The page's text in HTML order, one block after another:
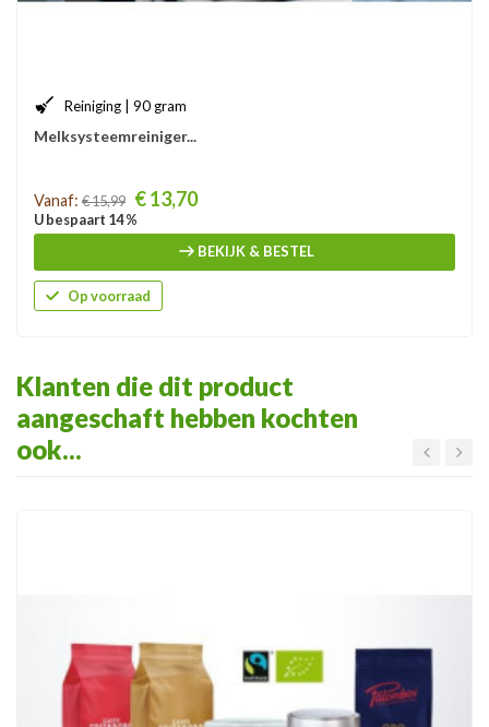
Reiniging | 90 gram
Melksysteemreiniger...
Prijs
Vanaf: € 15,99 € 13,70
U bespaart 14 %
BEKIJK & BESTEL
Op voorraad
Klanten die dit product
aangeschaft hebben kochten
ook...